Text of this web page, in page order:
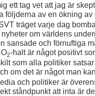
ett tag vet att jag är
följderna av en ökning av
träget varje dag
om världens
sansade och förnuftiga
2-halt är något positivt
som alla politiker
om det är något man
och politiker är
ståndpunkt att inta är